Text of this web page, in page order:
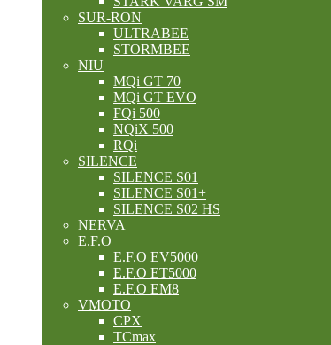
SUR-RON
ULTRABEE
STORMBEE
NIU
MQi GT 70
MQi GT EVO
FQi 500
NQiX 500
RQi
SILENCE
SILENCE S01
SILENCE S01+
SILENCE S02 HS
NERVA
E.F.O
E.F.O EV5000
E.F.O ET5000
E.F.O EM8
VMOTO
CPX
TCmax